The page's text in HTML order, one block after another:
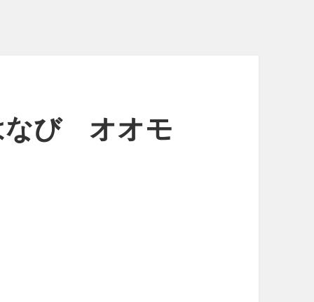
び オオモ